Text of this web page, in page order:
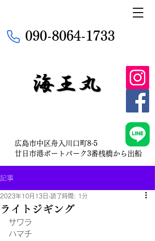
090-8064-1733
広島市中区舟入川口町8-5
​廿日市港ボートパーク3番桟橋から出船
記事
ライトジギング
2023年10月13日 読了時間: 1分
サワラ
ハマチ